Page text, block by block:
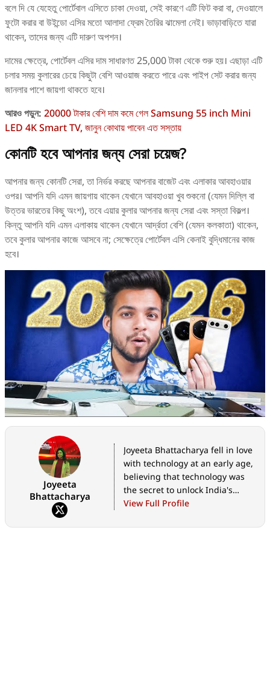
বলে দি যে যেহেতু পোর্টেবাল এসিতে চাকা দেওয়া, সেই কারণে এটি ফিট করা বা, দেওয়ালে
ফুটো করার বা উইন্ডো এসির মতো আলাদা ফ্রেম তৈরির ঝামেলা নেই। ভাড়াবাড়িতে যারা
থাকেন, তাদের জন্য এটি দারুণ অপশন।
দামের ক্ষেত্রে, পোর্টেবল এসির দাম সাধারণত 25,000 টাকা থেকে শুরু হয়। এছাড়া এটি
চলার সময় কুলারের চেয়ে কিছুটা বেশি আওয়াজ করতে পারে এবং পাইপ সেট করার জন্য
জানলার পাশে জায়গা থাকতে হবে।
আরও পড়ুন: 20000 টাকার বেশি দাম কমে গেল Samsung 55 inch Mini
LED 4K Smart TV, জানুন কোথায় পাবেন এত সস্তায়
কোনটি হবে আপনার জন্য সেরা চয়েজ?
আপনার জন্য কোনটি সেরা, তা নির্ভর করছে আপনার বাজেট এবং এলাকার আবহাওয়ার
ওপর। আপনি যদি এমন জায়গায় থাকেন যেখানে আবহাওয়া খুব শুকনো (যেমন দিল্লি বা
উত্তর ভারতের কিছু অংশ), তবে এয়ার কুলার আপনার জন্য সেরা এবং সস্তা বিকল্প।
কিন্তু আপনি যদি এমন এলাকায় থাকেন যেখানে আর্দ্রতা বেশি (যেমন কলকাতা) থাকেন,
তবে কুলার আপনার কাজে আসবে না; সেক্ষেত্রে পোর্টেবল এসি কেনাই বুদ্ধিমানের কাজ
হবে।
Joyeeta
Bhattacharya
Joyeeta Bhattacharya fell in love
with technology at an early age,
believing that technology was
the secret to unlock India's
limitless potential. She is
Bangla at Digit.
View Full Profile